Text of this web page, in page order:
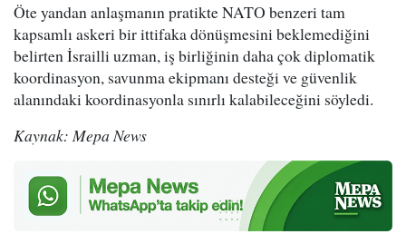
Öte yandan anlaşmanın pratikte NATO benzeri tam
kapsamlı askeri bir ittifaka dönüşmesini beklemediğini
belirten İsrailli uzman, iş birliğinin daha çok diplomatik
koordinasyon, savunma ekipmanı desteği ve güvenlik
alanındaki koordinasyonla sınırlı kalabileceğini söyledi.
Kaynak: Mepa News